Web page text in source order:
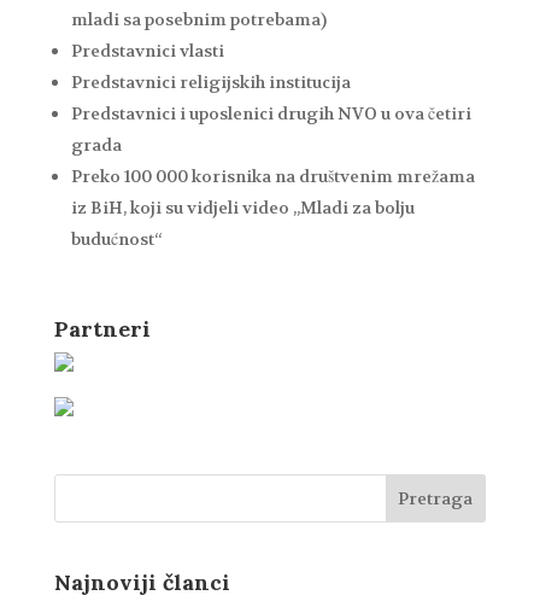
mladi sa posebnim potrebama)
Predstavnici vlasti
Predstavnici religijskih institucija
Predstavnici i uposlenici drugih NVO u ova četiri
grada
Preko 100 000 korisnika na društvenim mrežama
iz BiH, koji su vidjeli video „Mladi za bolju
budućnost“
Partneri
Najnoviji članci